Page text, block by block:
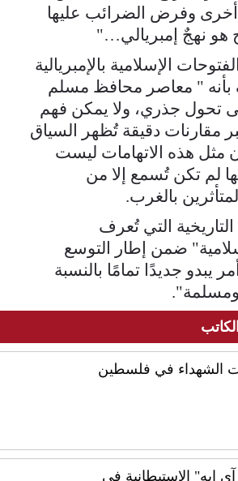
أخرى وفرض الضرائب عليها
هو نهجٌ إمبريالي…"
الإسلامية بالإمبريالية
" معاصر محافظ مسلم
تحول جذري، ولا يمكن فهم
مقارنات دقيقة تُظهر السياق
مثل هذه الاتهامات ليست
لم تكن تُسمع إلا من
بالغرب.
التاريخية التي تُعرف
ضمن إطار التوسع
يبدو جديدًا تمامًا بالنسبة
الشهداء في فلسطين
إيه" الاستيطانية في